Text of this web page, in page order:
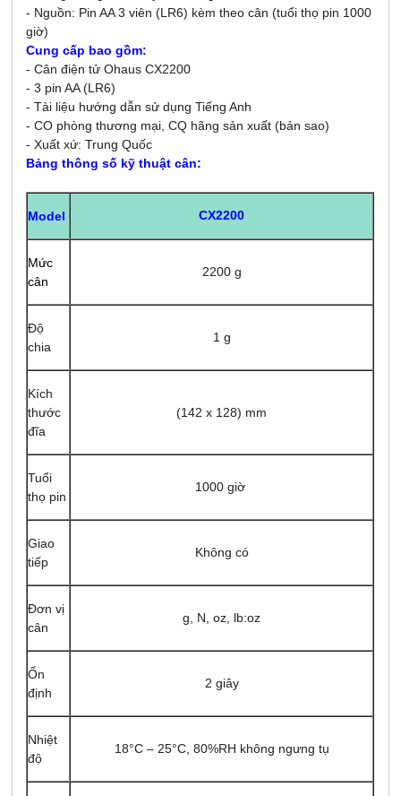
- Nguồn: Pin AA 3 viên (LR6) kèm theo cân (tuổi thọ pin 1000
giờ)
Cung cấp bao gồm:
- Cân điện tử Ohaus CX2200
- 3 pin AA (LR6)
- Tài liệu hướng dẫn sử dụng Tiếng Anh
- CO phòng thương mại, CQ hãng sản xuất (bản sao)
- Xuất xứ: Trung Quốc
Bảng thông số kỹ thuật cân:
Model CX2200
Mức
cân
2200 g
Độ
chia
1 g
Kích
thước
đĩa
(142 x 128) mm
Tuổi
thọ pin
1000 giờ
Giao
tiếp
Không có
Đơn vị
cân
g, N, oz, lb:oz
Ổn
định
2 giây
Nhiệt
độ
18°C – 25°C, 80%RH không ngưng tụ